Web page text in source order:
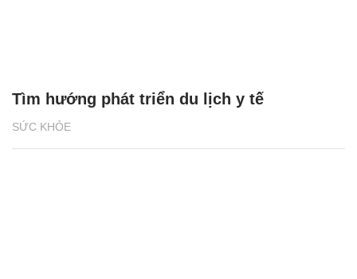
SỨC KHỎE
Tìm hướng phát triển du lịch y tế